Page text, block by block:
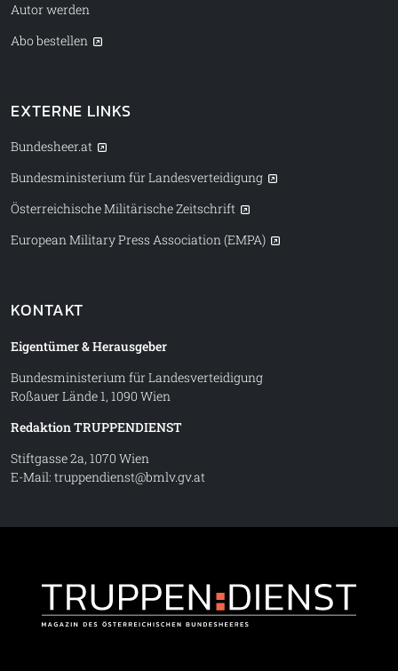
Autor werden
Abo bestellen
EXTERNE LINKS
Bundesheer.at
Bundesministerium für Landesverteidigung
Österreichische Militärische Zeitschrift
European Military Press Association (EMPA)
KONTAKT
Eigentümer & Herausgeber
Bundesministerium für Landesverteidigung
Roßauer Lände 1, 1090 Wien
Redaktion TRUPPENDIENST
Stiftgasse 2a, 1070 Wien
E-Mail: truppendienst@bmlv.gv.at